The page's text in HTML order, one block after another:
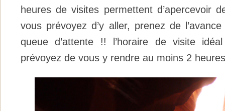
heures de visites permettent d’apercevoir
vous prévoyez d’y aller, prenez de
queue d’attente !! l’horaire de visite
prévoyez de vous y rendre au moins 2